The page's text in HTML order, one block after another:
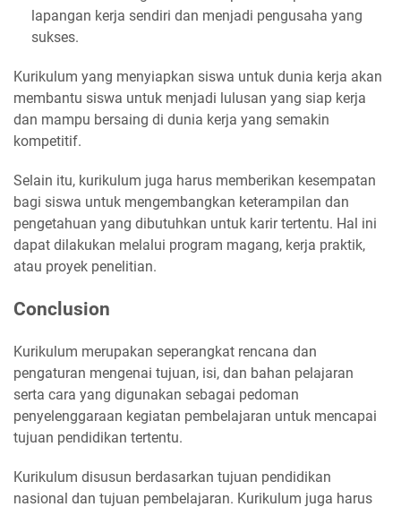
lapangan kerja sendiri dan menjadi pengusaha yang
sukses.
Kurikulum yang menyiapkan siswa untuk dunia kerja akan
membantu siswa untuk menjadi lulusan yang siap kerja
dan mampu bersaing di dunia kerja yang semakin
kompetitif.
Selain itu, kurikulum juga harus memberikan kesempatan
bagi siswa untuk mengembangkan keterampilan dan
pengetahuan yang dibutuhkan untuk karir tertentu. Hal ini
dapat dilakukan melalui program magang, kerja praktik,
atau proyek penelitian.
Conclusion
Kurikulum merupakan seperangkat rencana dan
pengaturan mengenai tujuan, isi, dan bahan pelajaran
serta cara yang digunakan sebagai pedoman
penyelenggaraan kegiatan pembelajaran untuk mencapai
tujuan pendidikan tertentu.
Kurikulum disusun berdasarkan tujuan pendidikan
nasional dan tujuan pembelajaran. Kurikulum juga harus